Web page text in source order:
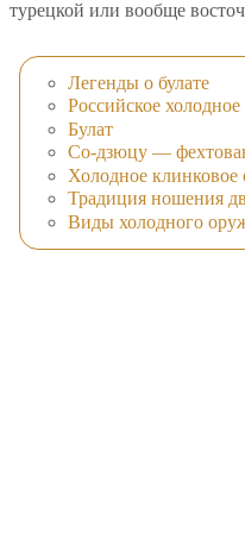
турецкой или вообще
Легенды о булате
Российское
Булат
Со-дзюцу —
Холодное клинковое
Традиция ношения
Виды холодного